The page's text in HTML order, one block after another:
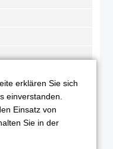
erklären Sie sich
einverstanden.
Einsatz von
Sie in der